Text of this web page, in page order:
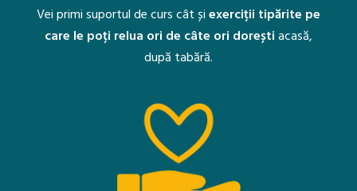
Vei primi suportul de curs cât șiexerciții tipărite pe
care le poți relua ori de câte ori doreștiacasă,
după tabără.